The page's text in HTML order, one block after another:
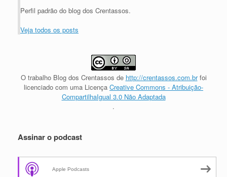
Perfil padrão do blog dos Crentassos.
Veja todos os posts
O trabalho Blog dos Crentassos de http://crentassos.com.brfoi
licenciado com uma Licença Creative Commons - Atribuição-
CompartilhaIgual 3.0 Não Adaptada
.
Assinar o podcast
Apple Podcasts